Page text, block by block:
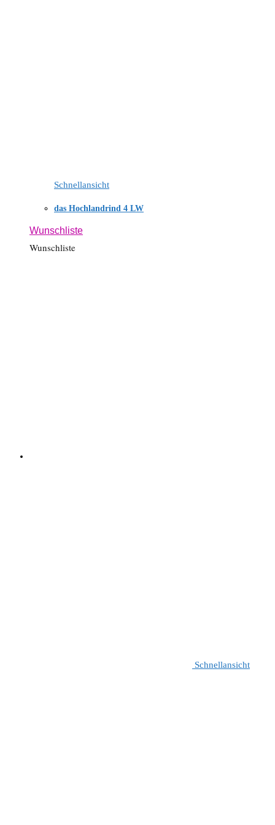
Schnellansicht
das Hochlandrind 4 LW
Wunschliste
Wunschliste
Schnellansicht